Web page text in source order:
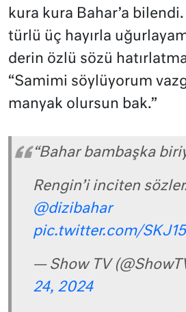
kura kura Bahar’a
türlü üç hayırla
derin özlü sözü
“Samimi söylüyorum
manyak olursun bak.”
“Bahar bambaşka
Rengin’i inciten
@dizibahar
pic.twitter.com/
— Show TV
24, 2024